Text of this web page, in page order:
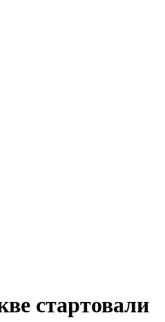
стартовали